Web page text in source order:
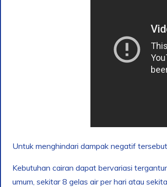
Untuk menghindari dampak negatif
Kebutuhan cairan dapat bervariasi
umum, sekitar 8 gelas air per hari atau